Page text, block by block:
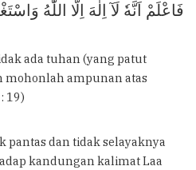
فَاعْلَمْ اَنَّهٗ لَآ اِلٰهَ اِلَّا اللّٰهُ
ada tuhan (yang patut
mohonlah ampunan atas
19)
pantas dan tidak selayaknya
kandungan kalimat Laa